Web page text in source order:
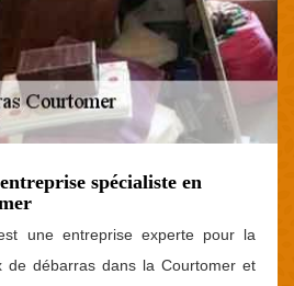
spécialiste en
une entreprise experte pour la
de débarras dans la Courtomer et